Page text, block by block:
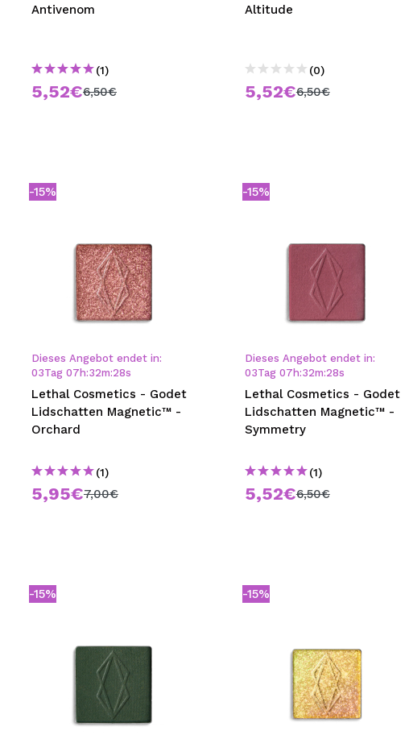
Antivenom
(1)
5,52€6,50€
Altitude
(0)
5,52€6,50€
-15%
Dieses Angebot endet in:
03Tag 07 h:32m:28s
Lethal Cosmetics - Godet
Lidschatten Magnetic™ -
Orchard
(1)
5,95€7,00€
-15%
Dieses Angebot endet in:
03Tag 07 h:32m:28s
Lethal Cosmetics - Godet
Lidschatten Magnetic™ -
Symmetry
(1)
5,52€6,50€
-15% -15%